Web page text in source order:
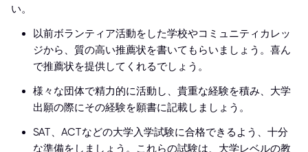
い。
以前ボランティア活動をした学校やコミュニティカレッ
ジから、質の高い推薦状を書いてもらいましょう。喜ん
で推薦状を提供してくれるでしょう。
様々な団体で精力的に活動し、貴重な経験を積み、大学
出願の際にその経験を願書に記載しましょう。
SAT、ACTなどの大学入学試験に合格できるよう、十分
な準備をしましょう。これらの試験は、大学レベルの教